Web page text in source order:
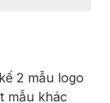
2 mẫu logo
mẫu khác